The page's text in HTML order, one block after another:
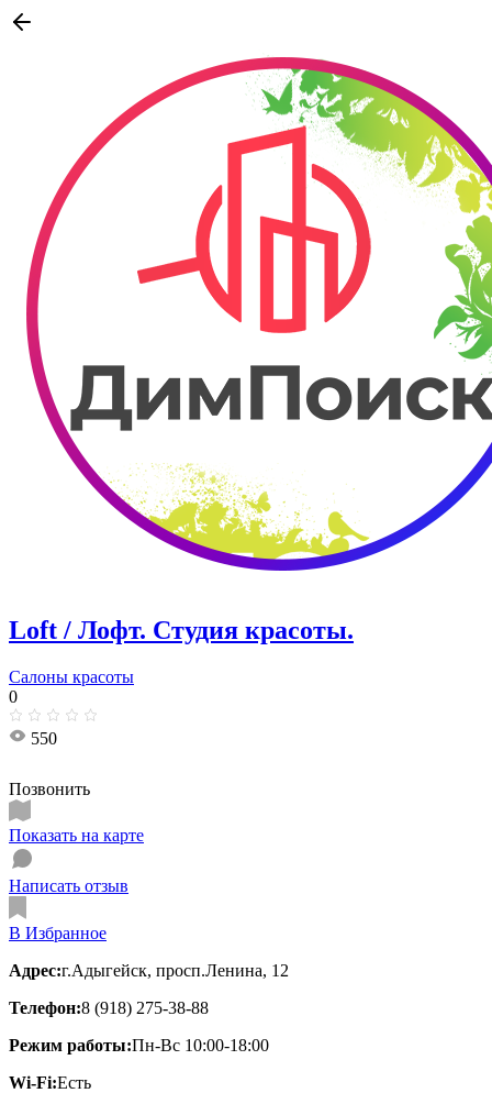
Loft / Лофт. Студия красоты.
Салоны красоты
0
550
Позвонить
Показать на карте
Написать отзыв
В Избранное
Адрес:г.Адыгейск, просп.Ленина, 12
Телефон:8 (918) 275-38-88
Режим работы:Пн-Вс 10:00-18:00
Wi-Fi:Есть